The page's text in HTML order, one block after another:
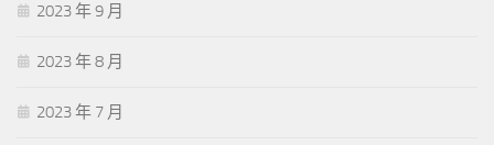
2023 年 9 月
2023 年 8 月
2023 年 7 月